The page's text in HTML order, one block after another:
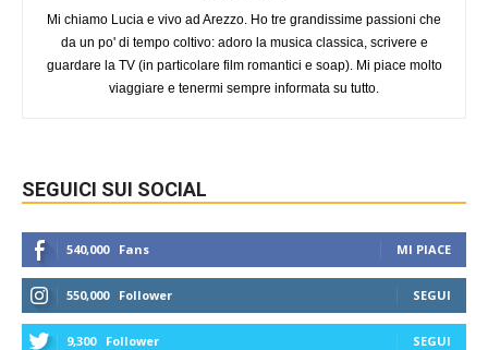
Mi chiamo Lucia e vivo ad Arezzo. Ho tre grandissime passioni che
da un po' di tempo coltivo: adoro la musica classica, scrivere e
guardare la TV (in particolare film romantici e soap). Mi piace molto
viaggiare e tenermi sempre informata su tutto.
SEGUICI SUI SOCIAL
540,000 Fans MI PIACE
550,000 Follower SEGUI
9,300 Follower SEGUI